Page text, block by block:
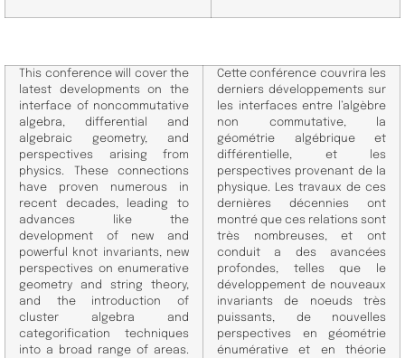
This conference will cover the
latest developments on the
interface of noncommutative
algebra, differential and
algebraic geometry, and
perspectives arising from
physics. These connections
have proven numerous in
recent decades, leading to
advances like the
development of new and
powerful knot invariants, new
perspectives on enumerative
geometry and string theory,
and the introduction of
cluster algebra and
categorification techniques
into a broad range of areas.
Cette conférence couvrira les
derniers développements sur
les interfaces entre l’algèbre
non commutative, la
géométrie algébrique et
différentielle, et les
perspectives provenant de la
physique. Les travaux de ces
dernières décennies ont
montré que ces relations sont
très nombreuses, et ont
conduit a des avancées
profondes, telles que le
développement de nouveaux
invariants de noeuds très
puissants, de nouvelles
perspectives en géométrie
énumérative et en théorie